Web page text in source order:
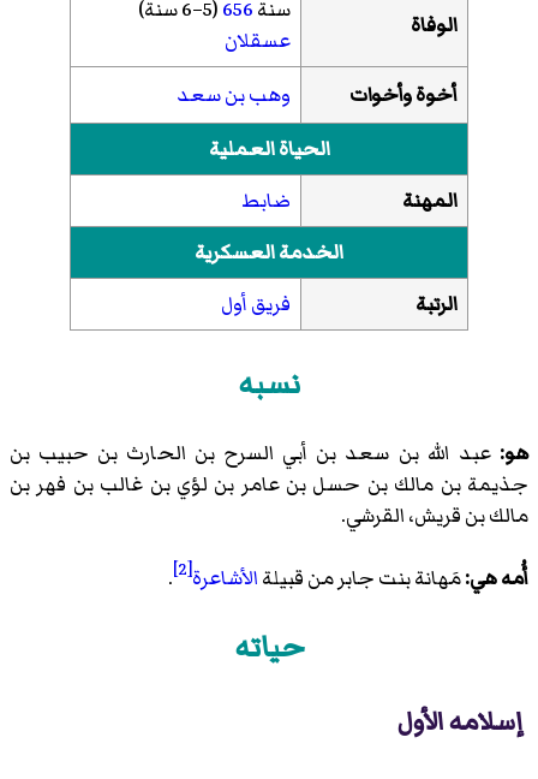
الوفاة سنة656(5–6 سنة)
عسقلان
أخوة وأخوات
وهب بن سعد
الحياة العملية
المهنة
ضابط
الخدمة العسكرية
الرتبة
فريق أول
نسبه
هو: عبد الله بن سعد بن أبي السرح بن الحارث بن حبيب بن
جذيمة بن مالك بن حسل بن عامر بن لؤي بن غالب بن فهر بن
مالك بن قريش، القرشي.
أُمه هي:مَهانة بنت جابر من قبيلةالأشاعرة[2]
.
حياته
إسلامه الأول